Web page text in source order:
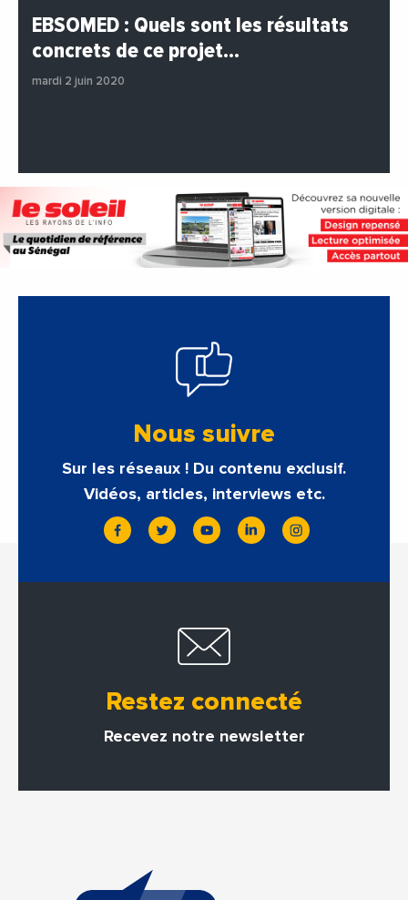
#BuzzNews
#Decideurs
#Entreprises
#Institutions
EBSOMED : Quels sont les résultats
concrets de ce projet…
mardi 2 juin 2020
Nous suivre
Sur les réseaux ! Du contenu exclusif.
Vidéos, articles, interviews etc.
Restez connecté
Recevez notre newsletter